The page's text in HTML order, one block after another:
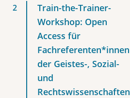
Train-the-Trainer-
Workshop: Open
Access für
Fachreferenten*innen
der Geistes-, Sozial-
und
Rechtswissenschaften